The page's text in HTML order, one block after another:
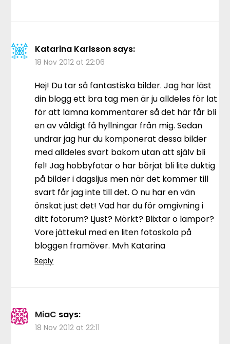
Katarina Karlsson says:
18 Nov 2012 at 22:06
Hej! Du tar så fantastiska bilder. Jag har läst
din blogg ett bra tag men är ju alldeles för lat
för att lämna kommentarer så det här får bli
en av väldigt få hyllningar från mig. Sedan
undrar jag hur du komponerat dessa bilder
med alldeles svart bakom utan att själv bli
fel! Jag hobbyfotar o har börjat bli lite duktig
på bilder i dagsljus men när det kommer till
svart får jag inte till det. O nu har en vän
önskat just det! Vad har du för omgivning i
ditt fotorum? Ljust? Mörkt? Blixtar o lampor?
Vore jättekul med en liten fotoskola på
bloggen framöver. Mvh Katarina
Reply
MiaC says:
18 Nov 2012 at 22:11